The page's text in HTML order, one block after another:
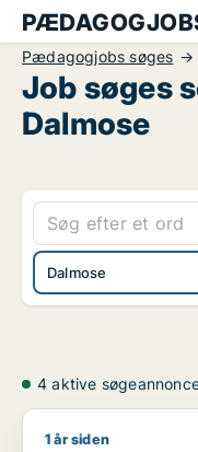
Pædagogjobs søges
Job søges
Dalmose
Dalmose
4 aktive
Malene søger job
1 år siden